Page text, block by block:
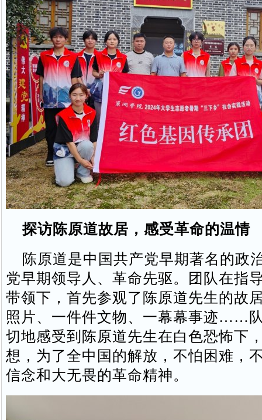
探访陈原道故居，感受革命的温情
陈原道是中国共产党早期著名的政
党早期领导人、革命先驱。团队在指
带领下，首先参观了陈原道先生的故
照片、一件件文物、一幕幕事迹……
切地感受到陈原道先生在白色恐怖下
想，为了全中国的解放，不怕困难，
信念和大无畏的革命精神。